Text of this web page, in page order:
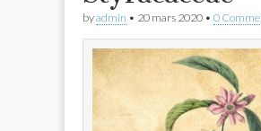
byadmin • 20 mars 2020 • 0